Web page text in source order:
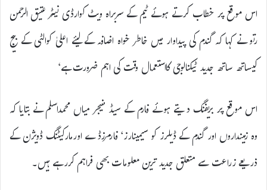
اس موقع پر خطاب کرتے ہوئے ٹیم کے سربراہ ویٹ کوارڈی نیٹر عتیق الرحمن
رتو نے کہا کہ گندم کی پیداوار میں خاطر خواہ اضافہ کے لیئے اعلیٰ کوالٹی کے بیج
کیساتھ ساتھ جدید ٹیکنالوجی کااستعمال وقت کی اہم ضرورت ہے‘
اس موقع پر بریفنگ دیتے ہوئے فارم کے سیڈ منیجر میاں محمداسلم نے بتایا کہ
وہ زمینداروں اور گندم کے ڈیلرز کو سیمینارز‘ فارمرزڈے اورمارکیٹنگ ڈویژن کے
ذریعے زراعت سے متعلق جدید ترین معلومات بھی فراہم کررہے ہیں۔